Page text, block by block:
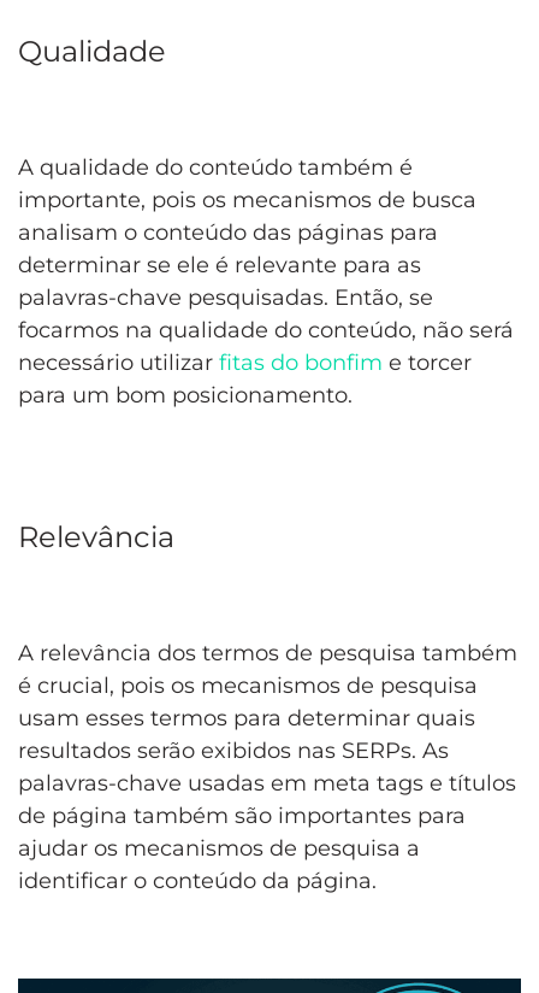
Qualidade
A qualidade do conteúdo também é
importante, pois os mecanismos de busca
analisam o conteúdo das páginas para
determinar se ele é relevante para as
palavras-chave pesquisadas. Então, se
focarmos na qualidade do conteúdo, não será
necessário utilizar fitas do bonfim e torcer
para um bom posicionamento.
Relevância
A relevância dos termos de pesquisa também
é crucial, pois os mecanismos de pesquisa
usam esses termos para determinar quais
resultados serão exibidos nas SERPs. As
palavras-chave usadas em meta tags e títulos
de página também são importantes para
ajudar os mecanismos de pesquisa a
identificar o conteúdo da página.